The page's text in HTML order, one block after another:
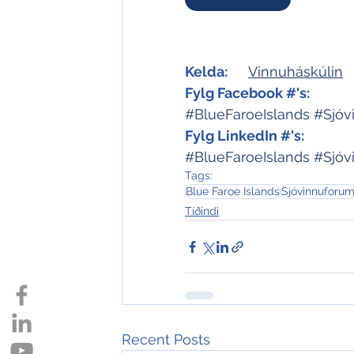
Kelda:
Vinnuháskúlin
Fylg Facebook #'s:
#BlueFaroeIslands
Fylg LinkedIn #'s:
#BlueFaroeIslands
Tags:
Blue Faroe IslandsSjóvinnuforum
Tíðindi
Recent Posts